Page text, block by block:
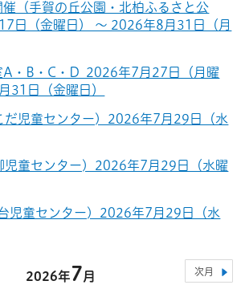
催（手賀の丘公園・北柏ふるさと公
日（金曜日） ～ 2026年8月31日（月
A・B・C・D 2026年7月27日（月曜
31日（金曜日）
だ児童センター) 2026年7月29日（水
児童センター) 2026年7月29日（水曜
児童センター) 2026年7月29日（水
2026年7月 次月